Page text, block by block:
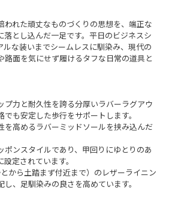
われた頑丈なものづくりの思想を、端正な
落とし込んだ一足です。平日のビジネスシ
ルな装いまでシームレスに馴染み、現代の
路面を気にせず履けるタフな日常の道具と
プ力と耐久性を誇る分厚いラバーラグアウ
でも安定した歩行をサポートします。
を高めるラバーミッドソールを挟み込んだ
ポンスタイルであり、甲回りにゆとりのあ
定されています。
から土踏まず付近まで）のレザーライニン
、足馴染みの良さを高めています。